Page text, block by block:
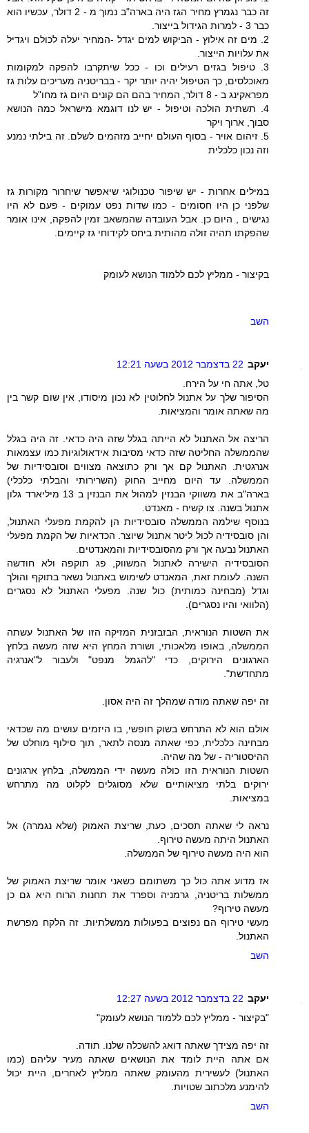
זה כבר נגמרץ מחיר הגז היה בארה"ב נמוך מ - 2 דולר, עכשיו הוא
כבר 3 - למרות הגידול בייצור.
2. מים זה אילוץ - הביקוש למים יגדל -המחיר יעלה לכולם ויגדיל
את עלויות הייצור.
3. טיפול בגזים רעילים וכו - ככל שיתקרבו להפקה למקומות
מאוכלסים, כך הטיפול יהיה יותר יקר - בבריטניה מעריכים עלות גז
מפראקינג ב - 8 דולר, המחיר בהם הם קונים היום גז מחו"ל
4. תשתית הולכה וטיפול - יש לנו דוגמא מישראל כמה הנושא
סבוך, ארוך ויקר
5. זיהום אויר - בסוף העולם יחייב מזהמים לשלם. זה בילתי נמנע
וזה נכון כלכלית
במילים אחרות - יש שיפור טכנולוגי שיאפשר שיחרור מקורות גז
שלפני כן היו חסומים - כמו שדות נפט עמוקים - פעם לא היו
נגישים , היום כן. אבל העובדה שהמשאב זמין להפקה, אינו אומר
שהפקתו תהיה זולה מהותית ביחס לקידוחי גז קיימים.
בקיצור - ממליץ לכם ללמוד הנושא לעומק
השב
יעקב 22 בדצמבר 2012 בשעה 12:21
טל, אתה חי על הירח.
הסיפור שלך על אתנול לחלוטין לא נכון מיסודו, אין שום קשר בין
מה שאתה אומר והמציאות.
הריצה אל האתנול לא הייתה בגלל שזה היה כדאי. זה היה בגלל
שהממשלה החליטה שזה כדאי מסיבות אידאולוגיות כמו עצמאות
אנרגטית. האתנול קם אך ורק כתוצאה מצווים וסובסידיות של
הממשלה. עד היום מחייב החוק (השרירותי והבלתי כלכלי)
בארה"ב את משווקי הבנזין למהול את הבנזין ב 13 מיליארד גלון
אתנול בשנה. צו קשיח - מאנדט.
בנוסף שילמה הממשלה סובסידיות הן להקמת מפעלי האתנול,
והן סובסידיה לכול ליטר אתנול שיוצר. הכדאיות של הקמת מפעלי
האתנול נבעה אך ורק מהסובסידיות והמאנדטים.
הסובסידיה הישירה לאתנול המשווק, פג תוקפה ולא חודשה
השנה. לעומת זאת, המאנדט לשימוש באתנול נשאר בתוקף והולך
וגדל (מבחינה כמותית) כול שנה. מפעלי האתנול לא נסגרים
(הלוואי והיו נסגרים).
את השטות הנוראית, הבזבזנית המזיקה הזו של האתנול עשתה
הממשלה, באופו מלאכותי, ושורת המחץ היא שזה מעשה בלחץ
הארגונים הירוקים, כדי "להגמל מנפט" ולעבור ל"אנרגיה
מתחדשת".
זה יפה שאתה מודה שמהלך זה היה אסון.
אולם הוא לא התרחש בשוק חופשי, בו היזמים עושים מה שכדאי
מבחינה כלכלית, כפי שאתה מנסה לתאר, תוך סילוף מוחלט של
ההיסטוריה - של מה שהיה.
השטות הנוראית הזו כולה מעשה ידי הממשלה, בלחץ ארגונים
ירוקים בלתי מציאותיים שלא מסוגלים לקלוט מה מתרחש
במציאות.
נראה לי שאתה תסכים, כעת, שריצת האמוק (שלא נגמרה) אל
האתנול היתה מעשה טירוף.
הוא היה מעשה טירוף של הממשלה.
אז מדוע אתה כול כך משתומם כשאני אומר שריצת האמוק של
ממשלות בריטניה, גרמניה וספרד את תחנות הרוח היא גם כן
מעשה טירוף?
מעשי טירוף הם נפוצים בפעולות ממשלתיות. זה הלקח מפרשת
האתנול.
השב
יעקב 22 בדצמבר 2012 בשעה 12:27
"בקיצור - ממליץ לכם ללמוד הנושא לעומק"
זה יפה מצידך שאתה דואג להשכלה שלנו. תודה.
אם אתה היית לומד את הנושאים שאתה מעיר עליהם (כמו
האתנול) לעשירית מהעומק שאתה ממליץ לאחרים, היית יכול
להימנע מלכתוב שטויות.
השב